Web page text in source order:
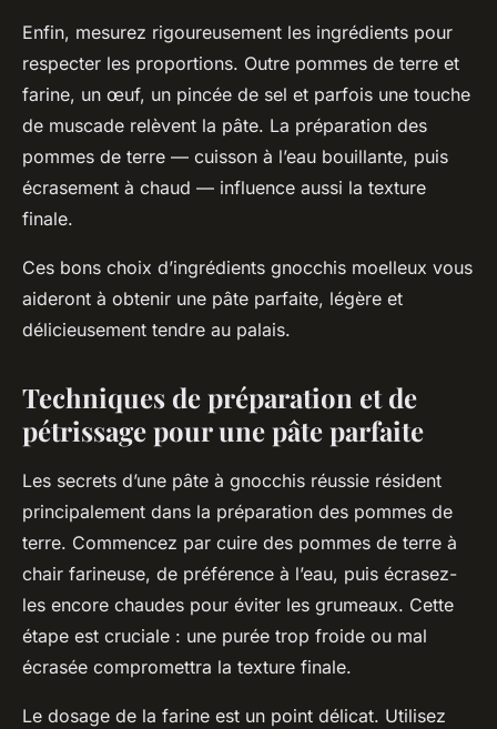
Enfin, mesurez rigoureusement les ingrédients pour
respecter les proportions. Outre pommes de terre et
farine, un œuf, un pincée de sel et parfois une touche
de muscade relèvent la pâte. La préparation des
pommes de terre — cuisson à l’eau bouillante, puis
écrasement à chaud — influence aussi la texture
finale.
Ces bons choix d’ingrédients gnocchis moelleux vous
aideront à obtenir une pâte parfaite, légère et
délicieusement tendre au palais.
Techniques de préparation et de
pétrissage pour une pâte parfaite
Les secrets d’une pâte à gnocchis réussie résident
principalement dans la préparation des pommes de
terre. Commencez par cuire des pommes de terre à
chair farineuse, de préférence à l’eau, puis écrasez-
les encore chaudes pour éviter les grumeaux. Cette
étape est cruciale : une purée trop froide ou mal
écrasée compromettra la texture finale.
Le dosage de la farine est un point délicat. Utilisez